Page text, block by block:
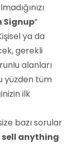
Signup”
ya da
gerekli
alanları
yüzden tüm
ilk
bazı sorular
sell anything